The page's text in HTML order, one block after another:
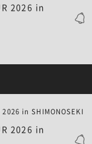
2026 in
2026 in
in SHIMONOSEKI